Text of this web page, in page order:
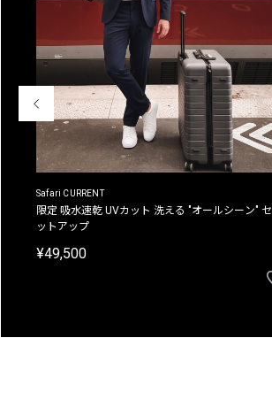
Safari CURRENT
限定 吸水速乾 UVカット 洗える "オールシーン" セ
ットアップ
¥49,500